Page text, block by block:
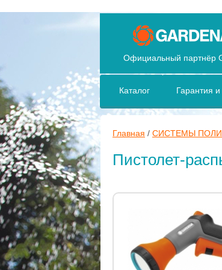
Официальный партнёр
Каталог Гарантия и
Главная / СИСТЕМЫ
Пистолет-